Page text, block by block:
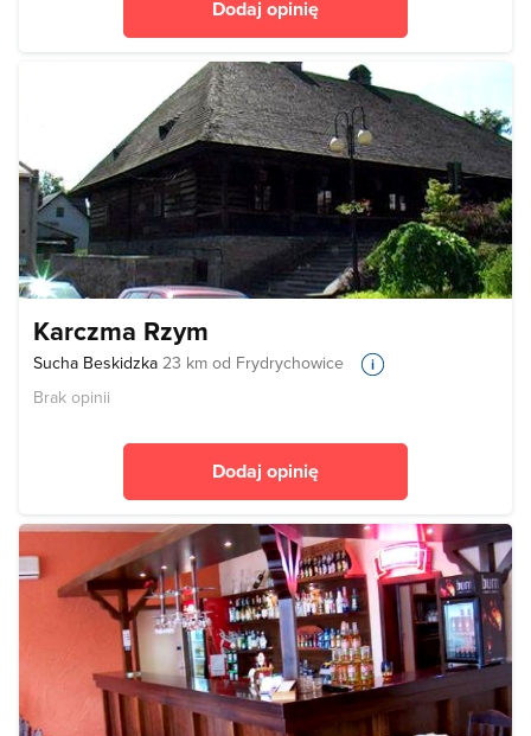
Dodaj opinię
Karczma Rzym
Sucha Beskidzka 23 km od Frydrychowice
Brak opinii
Dodaj opinię